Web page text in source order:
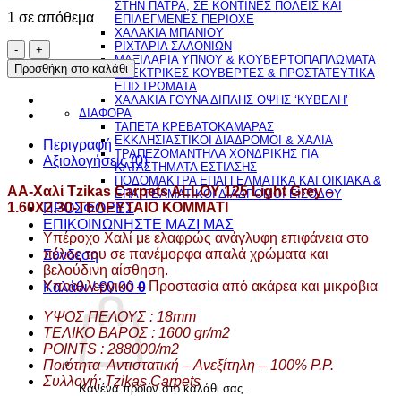
ΣΤΗΝ ΠΑΤΡΑ, ΣΕ ΚΟΝΤΙΝΕΣ ΠΟΛΕΙΣ ΚΑΙ
ΕΠΙΛΕΓΜΕΝΕΣ ΠΕΡΙΟΧΕ
ΧΑΛΑΚΙΑ ΜΠΑΝΙΟΥ
ΡΙΧΤΑΡΙΑ ΣΑΛΟΝΙΩΝ
ΜΑΞΙΛΑΡΙΑ ΥΠΝΟΥ & ΚΟΥΒΕΡΤΟΠΑΠΛΩΜΑΤΑ
ΗΛΕΚΤΡΙΚΕΣ ΚΟΥΒΕΡΤΕΣ & ΠΡΟΣΤΑΤΕΥΤΙΚΑ
ΕΠΙΣΤΡΩΜΑΤΑ
ΧΑΛΑΚΙΑ ΓΟΥΝΑ ΔΙΠΛΗΣ ΟΨΗΣ ‘ΚΥΒΕΛΗ’
ΔΙΑΦΟΡΑ
ΤΑΠΕΤΑ ΚΡΕΒΑΤΟΚΑΜΑΡΑΣ
ΕΚΚΛΗΣΙΑΣΤΙΚΟΙ ΔΙΑΔΡΟΜΟΙ & ΧΑΛΙΑ
ΤΡΑΠΕΖΟΜΑΝΤΗΛΑ ΧΟΝΔΡΙΚΗΣ ΓΙΑ
ΚΑΤΑΣΤΗΜΑΤΑ ΕΣΤΙΑΣΗΣ
ΠΟΔΟΜΑΚΤΡΑ ΕΠΑΓΓΕΛΜΑΤΙΚΑ ΚΑΙ ΟΙΚΙΑΚΑ &
ΕΠΑΓΓΕΛΜΑΤΙΚΟΙ ΔΙΑΔΡΟΜΟΙ ΕΙΣΟΔΟΥ
ΠΡΟΣΦΟΡΕΣ
ΕΠΙΚΟΙΝΩΝΗΣΤΕ ΜΑΖΙ ΜΑΣ
Σύνδεση
Καλάθι /€0.00 0
Κανένα προϊόν στο καλάθι σας.
1 σε απόθεμα
A-
Χαλί
Tzikas
Carpets
ALLOY
Light
Grey
1.60X2.30-
ΤΕΛΕΥΤΑΙΟ
ΚΟΜΜΑΤΙ
ποσότητα
Προσθήκη στο καλάθι
Περιγραφή
Αξιολογήσεις (0)
AA-Χαλί Tzikas Carpets ALLOY 125 Light Grey –
1.60X2.30-ΤΕΛΕΥΤΑΙΟ ΚΟΜΜΑΤΙ
Υπέροχο Χαλί με ελαφρώς ανάγλυφη επιφάνεια στο
πέλος του σε πανέμορφα απαλά χρώματα και
βελούδινη αίσθηση.
Υποαλλεργικό – Προστασία από ακάρεα και μικρόβια
ΥΨΟΣ ΠΕΛΟΥΣ : 18mm
ΤΕΛΙΚΟ ΒΑΡΟΣ : 1600 gr/m2
POINTS : 288000/m2
Ποιότητα Αντιστατική – Ανεξίτηλη – 100% P.P.
Συλλογή: Tzikas Carpets